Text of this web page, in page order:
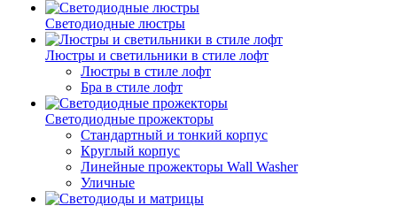
Светодиодные люстры
Люстры и светильники в стиле лофт
Люстры в стиле лофт
Бра в стиле лофт
Светодиодные прожекторы
Стандартный и тонкий корпус
Круглый корпус
Линейные прожекторы Wall Washer
Уличные